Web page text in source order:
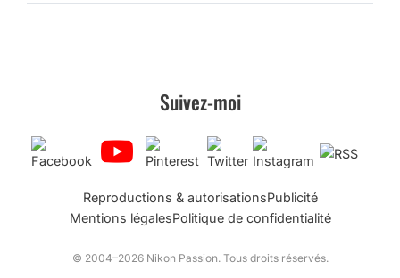
Suivez-moi
Reproductions & autorisationsPublicité
Mentions légalesPolitique de confidentialité
© 2004–2026 Nikon Passion. Tous droits réservés.